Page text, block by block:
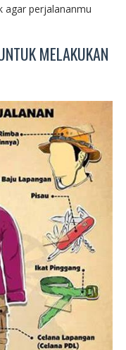
agar perjalananmu
MELAKUKAN